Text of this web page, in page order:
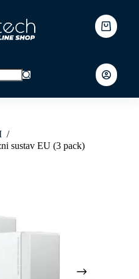
Shopping
cart
/
sustav EU (3 pack)